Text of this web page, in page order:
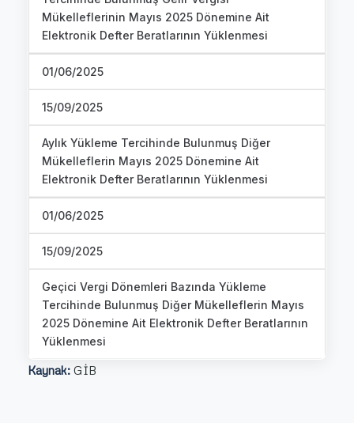
Mükelleflerinin Mayıs 2025 Dönemine Ait
Elektronik Defter Beratlarının Yüklenmesi
01/06/2025
15/09/2025
Aylık Yükleme Tercihinde Bulunmuş Diğer
Mükelleflerin Mayıs 2025 Dönemine Ait
Elektronik Defter Beratlarının Yüklenmesi
01/06/2025
15/09/2025
Geçici Vergi Dönemleri Bazında Yükleme
Tercihinde Bulunmuş Diğer Mükelleflerin Mayıs
2025 Dönemine Ait Elektronik Defter Beratlarının
Yüklenmesi
Kaynak: GİB